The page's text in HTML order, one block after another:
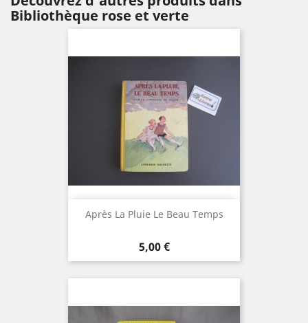
Bibliothèque rose et verte
Après La Pluie Le Beau Temps
Prix
5,00 €